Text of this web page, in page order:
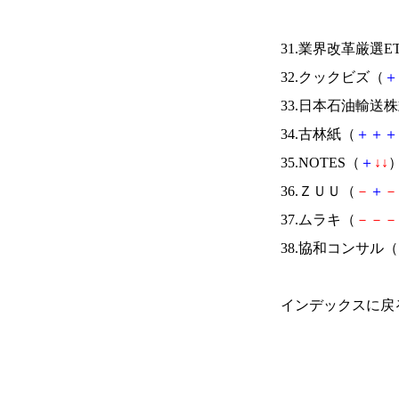
31.業界改革厳選
32.クックビズ（ ＋
33.日本石油輸送
34.古林紙（ ＋ ＋ ＋
35.NOTES（ ＋ ↓ ↓
36.ＺＵＵ（ － ＋ －
37.ムラキ（ － － －
38.協和コンサル（
インデックスに戻